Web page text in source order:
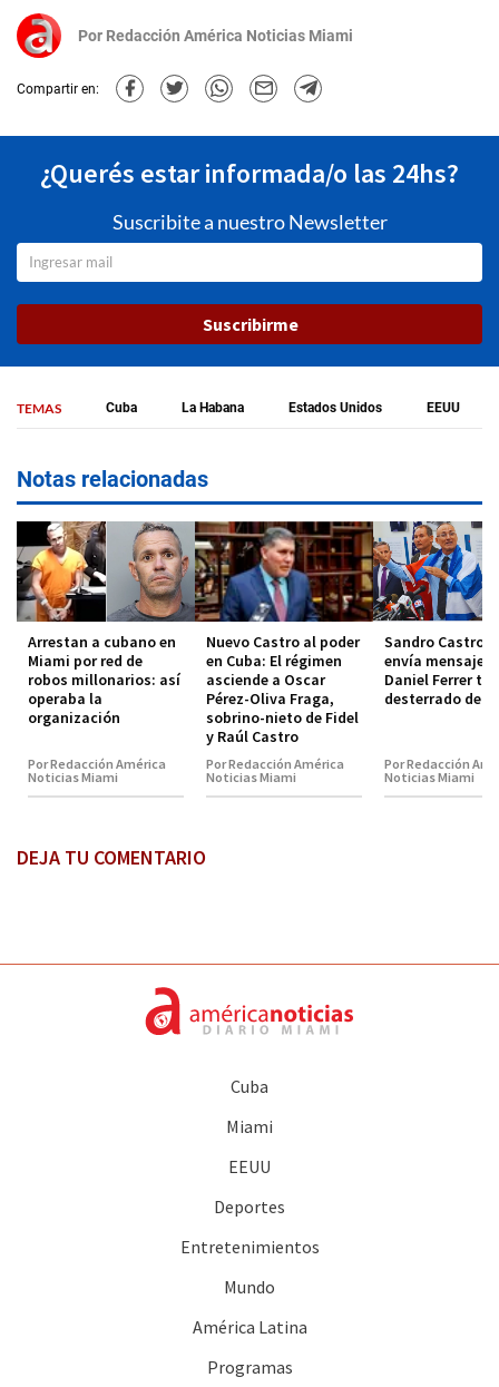
Por Redacción América Noticias Miami
Compartir en:
¿Querés estar informada/o las 24hs?
Suscribite a nuestro Newsletter
Suscribirme
TEMAS Cuba La Habana Estados Unidos EEUU
Notas relacionadas
Arrestan a cubano en
Miami por red de
robos millonarios: así
operaba la
organización
Por Redacción América
Noticias Miami
Nuevo Castro al poder
en Cuba: El régimen
asciende a Oscar
Pérez-Oliva Fraga,
sobrino-nieto de Fidel
y Raúl Castro
Por Redacción América
Noticias Miami
Sandro Castro le
envía mensaje
Daniel Ferrer
desterrado de
Por Redacción
Noticias Miami
DEJA TU COMENTARIO
Cuba
Miami
EEUU
Deportes
Entretenimientos
Mundo
América Latina
Programas